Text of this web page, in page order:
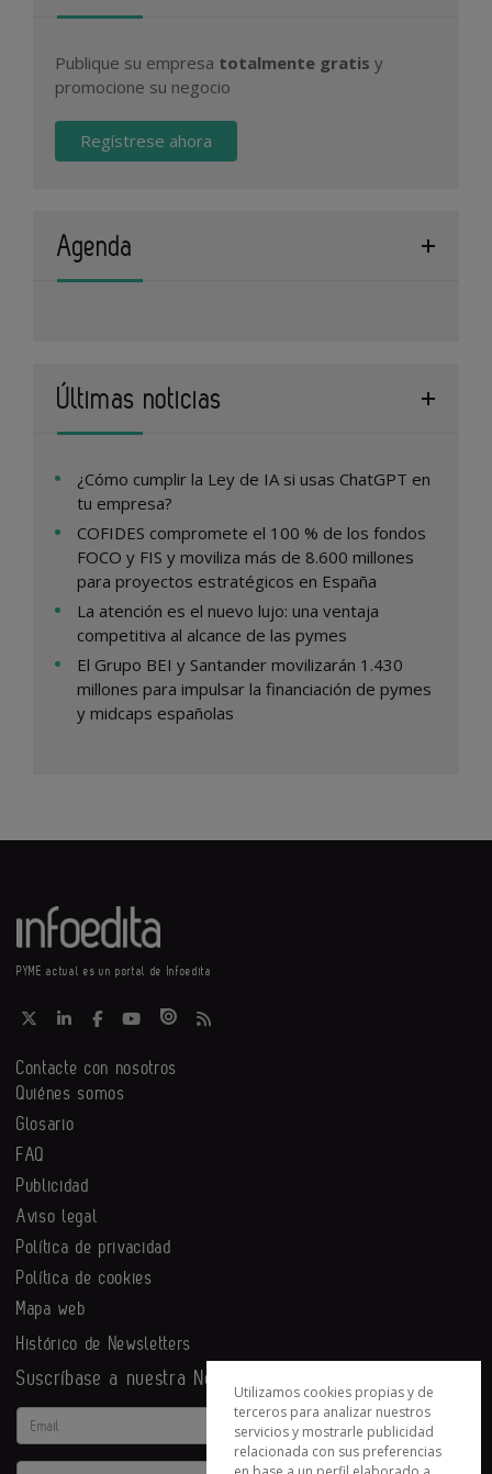
Publique su empresa totalmente gratis y
promocione su negocio
Regístrese ahora
Agenda
Últimas noticias
¿Cómo cumplir la Ley de IA si usas ChatGPT en
tu empresa?
COFIDES compromete el 100 % de los fondos
FOCO y FIS y moviliza más de 8.600 millones
para proyectos estratégicos en España
La atención es el nuevo lujo: una ventaja
competitiva al alcance de las pymes
El Grupo BEI y Santander movilizarán 1.430
millones para impulsar la financiación de pymes
y midcaps españolas
PYME actual es un portal de Infoedita
Contacte con nosotros
Quiénes somos
Glosario
FAQ
Publicidad
Aviso legal
Política de privacidad
Política de cookies
Mapa web
Histórico de Newsletters
Suscríbase a nuestra Newsletter
Email
Utilizamos cookies propias y de
terceros para analizar nuestros
servicios y mostrarle publicidad
relacionada con sus preferencias